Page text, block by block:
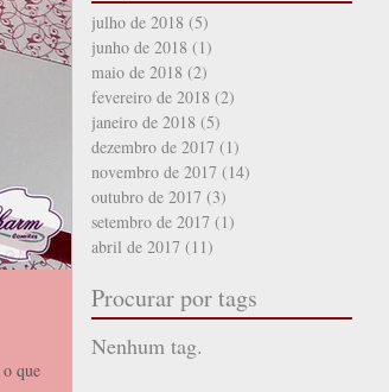
julho de 2018 (5)
junho de 2018 (1)
maio de 2018 (2)
fevereiro de 2018 (2)
janeiro de 2018 (5)
dezembro de 2017 (1)
novembro de 2017 (14)
outubro de 2017 (3)
setembro de 2017 (1)
abril de 2017 (11)
Procurar por tags
Nenhum tag.